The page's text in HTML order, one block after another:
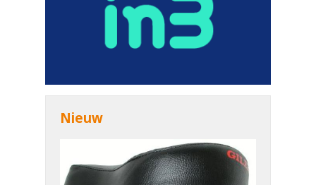
Nieuw